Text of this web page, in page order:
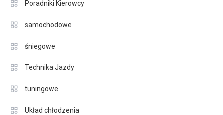
Poradniki Kierowcy
samochodowe
śniegowe
Technika Jazdy
tuningowe
Układ chłodzenia